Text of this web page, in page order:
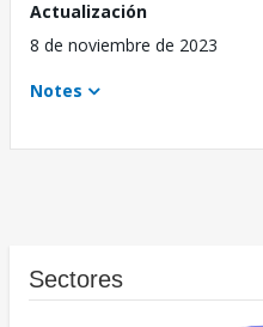
Actualización
8 de noviembre de 2023
Notes
Sectores